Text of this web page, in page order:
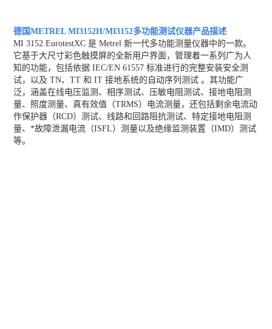
德国METREL MI3152H/MI3152多功能测试仪器产品描述
MI 3152 EurotestXC 是 Metrel 新一代多功能测量仪器中的一款。
它基于大尺寸彩色触摸屏的全新用户界面，管理着一系列广为人
知的功能，包括依据 IEC/EN 61557 标准进行的完整安装安全测
试，以及 TN、TT 和 IT 接地系统的自动序列测试 。其功能广
泛，涵盖在线电压监测、相序测试、压敏电阻测试、接地电阻测
量、照度测量、真有效值（TRMS）电流测量，还包括剩余电流动
作保护器（RCD）测试、线路和回路阻抗测试、特定接地电阻测
量、*故障泄漏电流（ISFL）测量以及绝缘监测装置（IMD）测试
等。